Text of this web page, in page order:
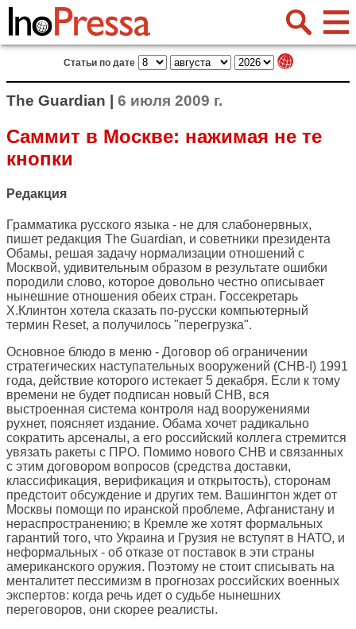
Статьи по дате
The Guardian | 6 июля 2009 г.
Саммит в Москве: нажимая не те
кнопки
Редакция
Грамматика русского языка - не для слабонервных,
пишет редакция The Guardian, и советники президента
Обамы, решая задачу нормализации отношений с
Москвой, удивительным образом в результате ошибки
породили слово, которое довольно честно описывает
нынешние отношения обеих стран. Госсекретарь
Х.Клинтон хотела сказать по-русски компьютерный
термин Reset, а получилось "перегрузка".
Основное блюдо в меню - Договор об ограничении
стратегических наступательных вооружений (СНВ-I) 1991
года, действие которого истекает 5 декабря. Если к тому
времени не будет подписан новый СНВ, вся
выстроенная система контроля над вооружениями
рухнет, поясняет издание. Обама хочет радикально
сократить арсеналы, а его российский коллега стремится
увязать ракеты с ПРО. Помимо нового СНВ и связанных
с этим договором вопросов (средства доставки,
классификация, верификация и открытость), сторонам
предстоит обсуждение и других тем. Вашингтон ждет от
Москвы помощи по иранской проблеме, Афганистану и
нераспространению; в Кремле же хотят формальных
гарантий того, что Украина и Грузия не вступят в НАТО, и
неформальных - об отказе от поставок в эти страны
американского оружия. Поэтому не стоит списывать на
менталитет пессимизм в прогнозах российских военных
экспертов: когда речь идет о судьбе нынешних
переговоров, они скорее реалисты.